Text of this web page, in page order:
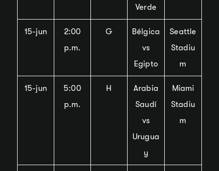
Verde
15-jun
2:00
p.m.
G
Bélgica
vs
Egipto
Seattle
Stadiu
m
15-jun
5:00
p.m.
H
Arabia
Saudí
vs
Urugua
y
Miami
Stadiu
m